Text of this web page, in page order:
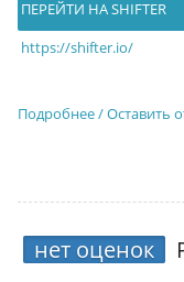
ПЕРЕЙТИ НА SHIFTER
https://shifter.io/
Подробнее / Оставить
нет оценок